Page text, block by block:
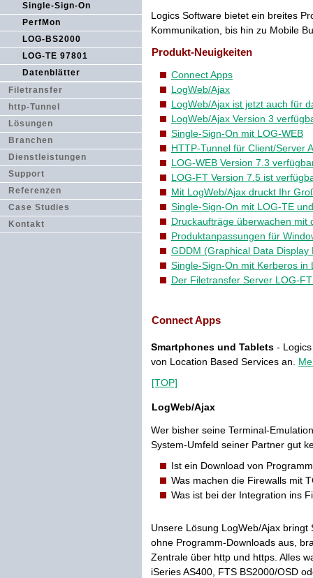
Single-Sign-On
PerfMon
LOG-BS2000
LOG-TE 97801
Datenblätter
Filetransfer
http-Tunnel
Lösungen
Branchen
Dienstleistungen
Support
Referenzen
Case Studies
Kontakt
Logics Software bietet ein breites
Kommunikation, bis hin zu Mobile
Produkt-Neuigkeiten
Connect Apps
LogWeb/Ajax
LogWeb/Ajax ist jetzt auch für
LogWeb/Ajax Version 3
Single-Sign-On mit LOG-WEB
HTTP-Tunnel für Client/Server
LOG-WEB Version 7.3
LOG-FT Version 7.5 ist
Mit LogWeb/Ajax druckt Ihr
Single-Sign-On mit LOG-TE
Druckaufträge überwachen mit
Produktanpassungen für
GDDM (Graphical Data
Single-Sign-On mit Kerberos in
Der Filetransfer Server LOG-
Connect Apps
Smartphones und Tablets -
von Location Based Services an.
[TOP]
LogWeb/Ajax
Wer bisher seine Terminal-
System-Umfeld seiner Partner gut
Ist ein Download von
Was machen die Firewalls mit
Was ist bei der Integration ins
Unsere Lösung LogWeb/Ajax
ohne Programm-Downloads aus,
Zentrale über http und https. Alles
iSeries AS400, FTS BS2000/OSD